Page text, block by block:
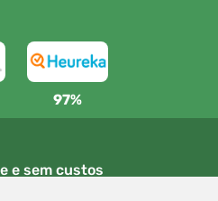
97%
e sem custos
superiores a 80 EUR